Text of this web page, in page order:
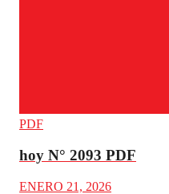
PDF
hoy N° 2093 PDF
ENERO 21, 2026